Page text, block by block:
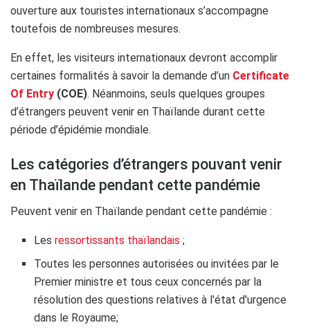
ouverture aux touristes internationaux s’accompagne
toutefois de nombreuses mesures.
En effet, les visiteurs internationaux devront accomplir
certaines formalités à savoir la demande d’un Certificate
Of Entry (COE). Néanmoins, seuls quelques groupes
d’étrangers peuvent venir en Thaïlande durant cette
période d’épidémie mondiale.
Les catégories d’étrangers pouvant venir
en Thaïlande pendant cette pandémie
Peuvent venir en Thaïlande pendant cette pandémie :
Lesressortissants thaïlandais ;
Toutes les personnes autorisées ou invitées par le
Premier ministre et tous ceux concernés par la
résolution des questions relatives à l'état d'urgence
dans le Royaume;